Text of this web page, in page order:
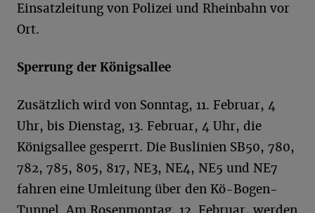
Einsatzleitung von Polizei und Rheinbahn vor
Ort.
Sperrung der Königsallee
Zusätzlich wird von Sonntag, 11. Februar, 4
Uhr, bis Dienstag, 13. Februar, 4 Uhr, die
Königsallee gesperrt. Die Buslinien SB50, 780,
782, 785, 805, 817, NE3, NE4, NE5 und NE7
fahren eine Umleitung über den Kö-Bogen-